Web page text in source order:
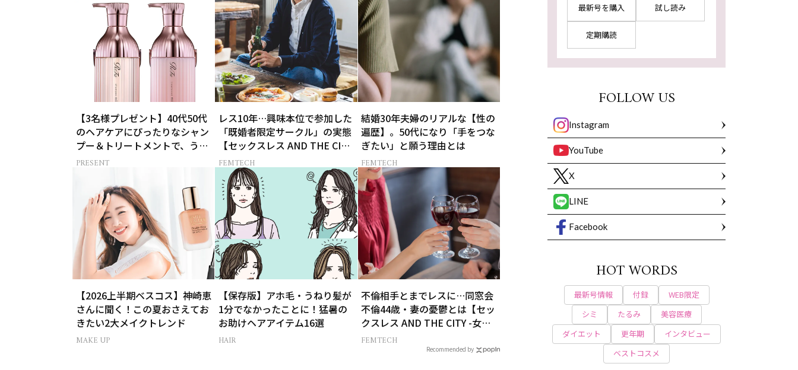
【3名様プレゼント】40代50代
のヘアケアにぴったりなシャン
プー＆トリートメントで、うね
り悩みに対処！
PRESENT
レス10年…興味本位で参加した
「既婚者限定サークル」の実態
【セックスレス AND THE CITY
-女たちの告白-】
FEMTECH
結婚30年夫婦のリアルな【性の
遍歴】。50代になり「手をつな
ぎたい」と願う理由とは
FEMTECH
【2026上半期ベスコス】神崎恵
さんに聞く！この夏おさえてお
きたい2大メイクトレンド
MAKE UP
【保存版】アホ毛・うねり髪が
1分でなかったことに！猛暑の
お助けヘアアイテム16選
HAIR
不倫相手とまでレスに…同窓会
不倫44歳・妻の憂鬱とは【セッ
クスレス AND THE CITY -女た
ちの告白-】
FEMTECH
Recommended by
最新号を購入 試し読み
定期購読
FOLLOW US
Instagram
YouTube
X
LINE
Facebook
HOT WORDS
最新号情報 付録
WEB限定
シミ
たるみ
美容医療
ダイエット
更年期
インタビュー
ベストコスメ